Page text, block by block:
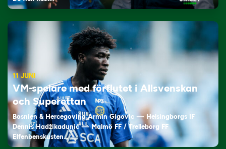
11 JUNI
VM-spelare med förflutet i Allsvenskan
och Superettan
Bosnien & Hercegovina Armin Gigovic — Helsingborgs IF
Dennis Hadžikadunić — Malmö FF / Trelleborg FF
Elfenbenskusten…